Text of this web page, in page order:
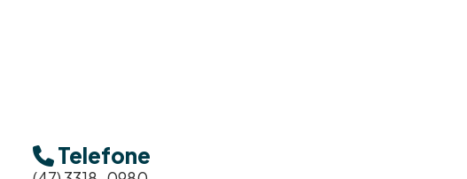
Telefone